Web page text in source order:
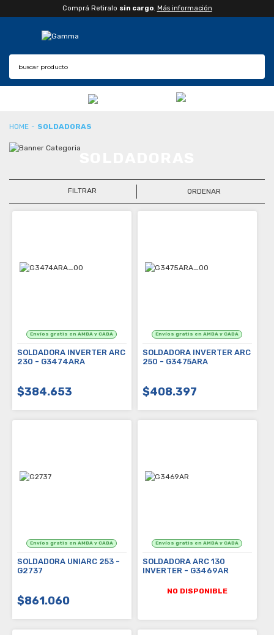
Comprá Retiralo sin cargo. Más información
SOLDADORAS
FILTRAR
SOLDADORA INVERTER ARC
230 - G3474ARA
$384.653
SOLDADORA INVERTER ARC
250 - G3475ARA
$408.397
SOLDADORA UNIARC 253 -
G2737
$861.060
SOLDADORA ARC 130
INVERTER - G3469AR
NO DISPONIBLE